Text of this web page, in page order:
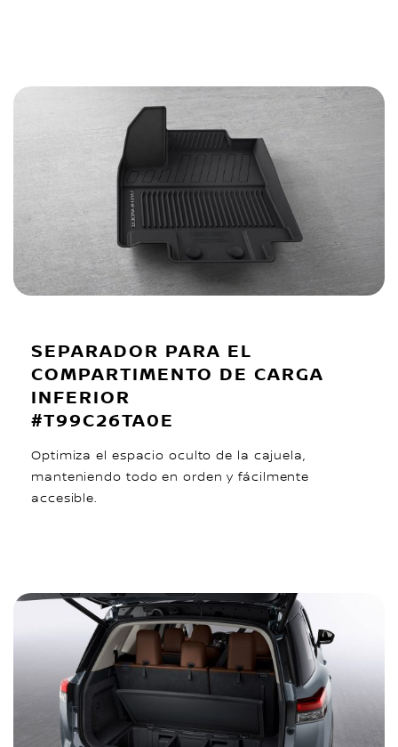
SEPARADOR PARA EL
COMPARTIMENTO DE CARGA
INFERIOR
#T99C26TA0E
Optimiza el espacio oculto de la cajuela,
manteniendo todo en orden y fácilmente
accesible.